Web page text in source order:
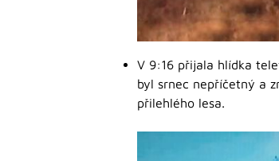
V 9:16 přijala hlídka
byl srnec nepříčetný a
přilehlého lesa.